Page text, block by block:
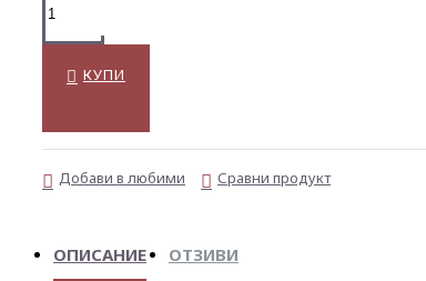
КУПИ
Добави в любими Сравни продукт
ОПИСАНИЕ ОТЗИВИ